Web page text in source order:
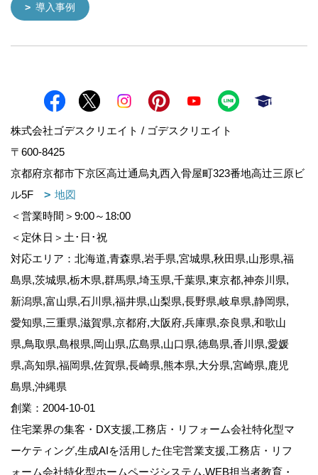
導入事例
株式会社ゴデスクリエイト / ゴデスクリエイト
〒600-8425
京都府京都市下京区高辻通烏丸西入骨屋町323番地高辻三原ビ
ル5F
地図
＜営業時間＞9:00～18:00
＜定休日＞土･日･祝
対応エリア：北海道,青森県,岩手県,宮城県,秋田県,山形県,福
島県,茨城県,栃木県,群馬県,埼玉県,千葉県,東京都,神奈川県,
新潟県,富山県,石川県,福井県,山梨県,長野県,岐阜県,静岡県,
愛知県,三重県,滋賀県,京都府,大阪府,兵庫県,奈良県,和歌山
県,鳥取県,島根県,岡山県,広島県,山口県,徳島県,香川県,愛媛
県,高知県,福岡県,佐賀県,長崎県,熊本県,大分県,宮崎県,鹿児
島県,沖縄県
創業：2004-10-01
住宅業界の集客・DX支援,工務店・リフォーム会社特化型マ
ーケティング,生成AIを活用した住宅営業支援,工務店・リフ
ォーム会社特化型ホームページシステム,WEB担当者教育・